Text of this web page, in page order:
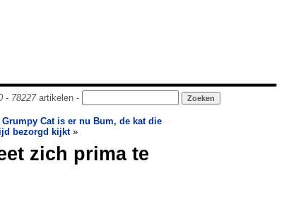
- 78227artikelen -
Grumpy Cat is er nu Bum, de kat die
bezorgd kijkt»
zich prima te